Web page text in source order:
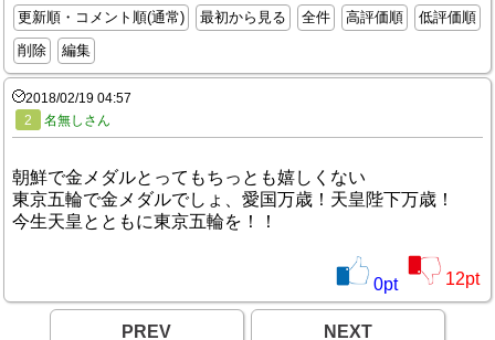
更新順・コメント順(通常)
最初から見る 全件 高評価順
低評価順
削除
編集
2018/02/19 04:57
2
名無しさん
朝鮮で金メダルとってもちっとも嬉しくない
東京五輪で金メダルでしょ、愛国万歳！天皇陛下万歳！
今生天皇とともに東京五輪を！！
0pt 12pt
PREV NEXT